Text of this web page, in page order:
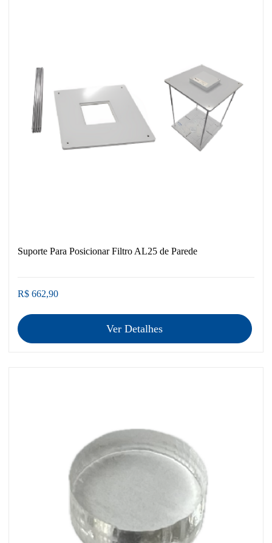
Suporte Para Posicionar Filtro AL25 de Parede
R$ 662,90
Ver Detalhes